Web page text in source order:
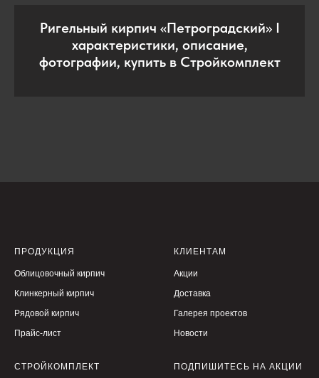
Ригельный кирпич «Петроградский» I
характеристики, описание,
фотографии, купить в Стройкомплект
ПРОДУКЦИЯ
Облицовочный кирпич
Клинкерный кирпич
Рядовой кирпич
Прайс-лист
КЛИЕНТАМ
Акции
Доставка
Галерея проектов
Новости
СТРОЙКОМПЛЕКТ ПОДПИШИТЕСЬ НА АКЦИИ